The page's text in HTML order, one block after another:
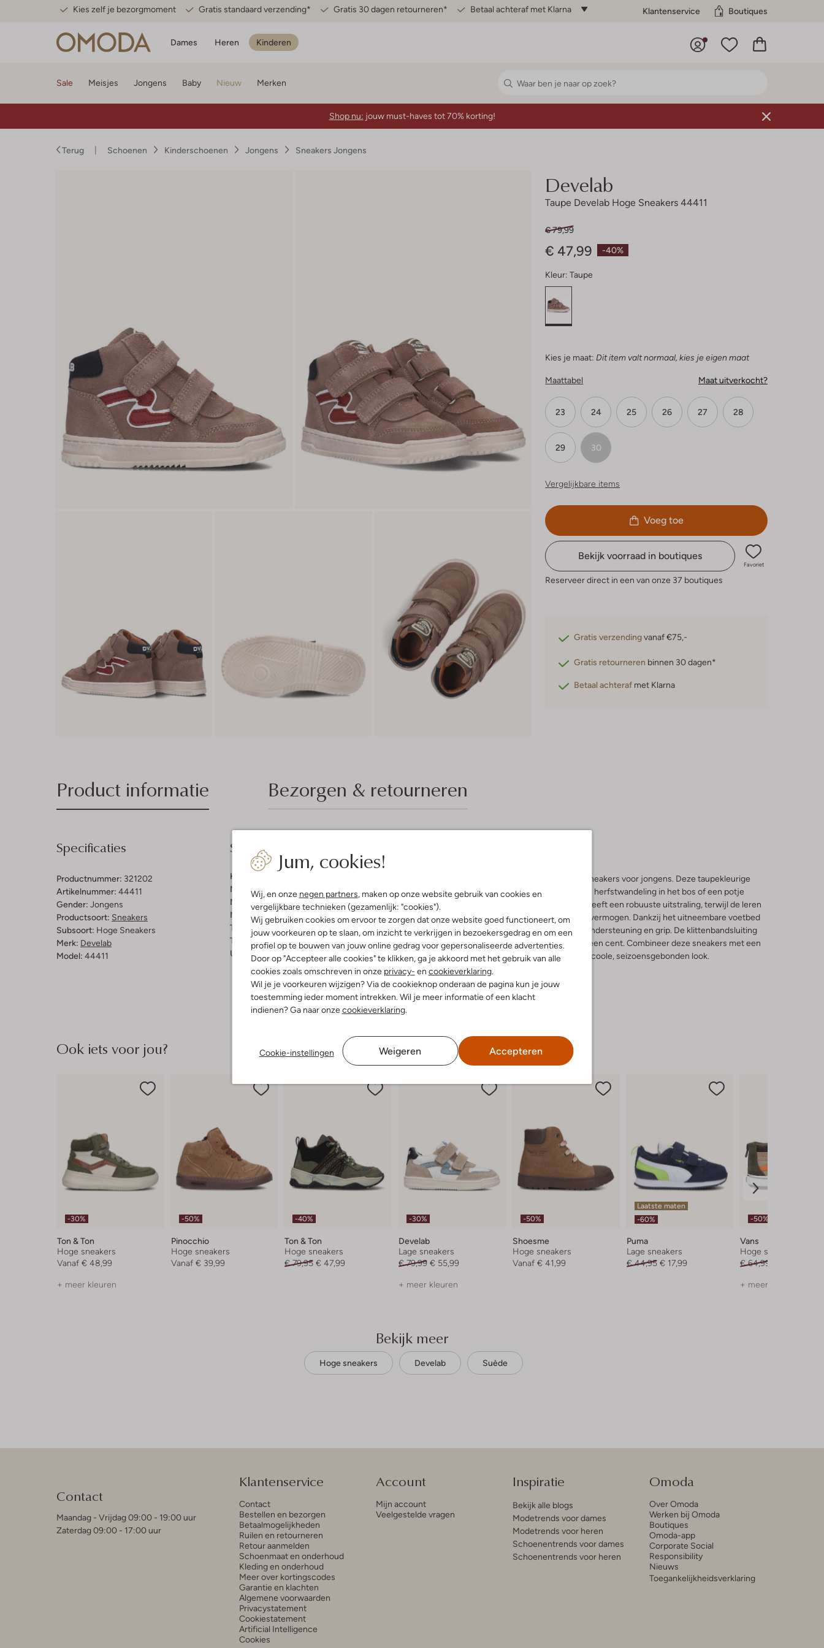
Kies zelf je bezorgmoment Gratis standaard verzending* Gratis 30 dagen retourneren* Betaal achteraf met Klarna Klantenservice Boutiques
Dames Heren Kinderen
Jum, cookies!
Wij, en onze negen partners, maken op onze website gebruik van cookies en
vergelijkbare technieken (gezamenlijk: "cookies").
Wij gebruiken cookies om ervoor te zorgen dat onze website goed functioneert, om
jouw voorkeuren op te slaan, om inzicht te verkrijgen in bezoekersgedrag en om een
profiel op te bouwen van jouw online gedrag voor gepersonaliseerde advertenties.
Door op "Accepteer alle cookies" te klikken, ga je akkoord met het gebruik van alle
cookies zoals omschreven in onze privacy- en cookieverklaring.
Wil je je voorkeuren wijzigen? Via de cookieknop onderaan de pagina kun je jouw
toestemming ieder moment intrekken. Wil je meer informatie of een klacht
indienen? Ga naar onzecookieverklaring.
Cookie-instellingen Weigeren Accepteren
Sale Meisjes Jongens Baby Nieuw Merken
Shop nu: jouw must-haves tot 70% korting!
Terug Schoenen Kinderschoenen Jongens Sneakers Jongens
Develab
Taupe Develab Hoge Sneakers 44411
-40%
€ 79,99
€ 47,99
Kleur: Taupe
Kies je maat: Dit item valt normaal, kies je eigen maat
Maattabel Maat uitverkocht?
23 24 25 26 27 28
29 30
Vergelijkbare items
Voeg toe
Bekijk voorraad in boutiques
Favoriet
Reserveer direct in een van onze 37 boutiques
Gratis verzendingvanaf €75,-
Gratis retourneren binnen 30 dagen*
Betaal achteraf met Klarna
Product informatie Bezorgen & retourneren
Specificaties
Productnummer: 321202
Artikelnummer: 44411
Gender: Jongens
Productsoort: Sneakers
Subsoort: Hoge Sneakers
Merk: Develab
Model: 44411
Samenstelling & Pasvorm
Kleur:
Materiaal buitenkant:
Materiaal binnenkant: Leer, Textiel
Materiaal zool:
Rubber
Type sluiting:
Klittenband
Type neus: Ronde Neus
Uitneembaar voetbed:
Ga op avontuur met de stoere 44411 hoge sneakers voor jongens. Deze taupekleurige
sneakers van DEVELAB zijn perfect voor een herfstwandeling in het bos of een potje
voetbal in de tuin. De buitenkant van suède geeft een robuuste uitstraling, terwijl de leren
binnenkant zorgt voor comfort en ademend vermogen. Dankzij het uitneembare voetbed
en de rubberen zool geniet je van optimale ondersteuning en grip. De klittenbandsluiting
maakt het aan- en uittrekken een fluitje van een cent. Combineer deze sneakers met een
warme jeans en een stoere hoodie voor een coole, seizoensgebonden look.
Ook iets voor jou?
-30%
Ton & Ton
Hoge sneakers
Vanaf € 48,99
+ meer kleuren
-50%
Pinocchio
Hoge sneakers
Vanaf € 39,99
-40%
Ton & Ton
Hoge sneakers
€ 79,95 € 47,99
-30%
Develab
Lage sneakers
€ 79,99 € 55,99
+ meer kleuren
-50%
Shoesme
Hoge sneakers
Vanaf € 41,99
Laatste maten
-60%
Puma
Lage sneakers
€ 44,95 € 17,99
-50%
Vans
Hoge sneakers
€ 64,99
+ meer kleuren
Bekijk meer
Hoge sneakers Develab Suède
Contact
Maandag - Vrijdag 09:00 - 19:00 uur
Zaterdag 09:00 - 17:00 uur
Klantenservice
Contact
Bestellen en bezorgen
Betaalmogelijkheden
Ruilen en retourneren
Retour aanmelden
Schoenmaat en onderhoud
Kleding en onderhoud
Meer over kortingscodes
Garantie en klachten
Algemene voorwaarden
Privacystatement
Cookiestatement
Artificial Intelligence
Cookies
Account
Mijn account
Veelgestelde vragen
Inspiratie
Bekijk alle blogs
Modetrends voor dames
Modetrends voor heren
Schoenentrends voor dames
Schoenentrends voor heren
Omoda
Over Omoda
Werken bij Omoda
Boutiques
Omoda-app
Corporate Social
Responsibility
Nieuws
Toegankelijkheidsverklaring